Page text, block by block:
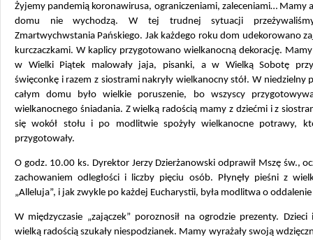
Żyjemy pandemią koronawirusa, ograniczeniami, zaleceniami… Mamy
domu nie wychodzą. W tej trudnej sytuacji
Zmartwychwstania Pańskiego. Jak każdego roku dom udekorowano
kurczaczkami. W kaplicy przygotowano wielkanocną dekorację.
w Wielki Piątek malowały jaja, pisanki, a w Wielką Sobotę
święconkę i razem z siostrami nakryły wielkanocny stół.W niedzielny
całym domu było wielkie poruszenie, bo wszyscy
wielkanocnego śniadania. Z wielką radością mamy z dziećmi i z
się wokół stołu i po modlitwie spożyły wielkanocne potrawy,
przygotowały.
O godz. 10.00 ks. Dyrektor Jerzy Dzierżanowski odprawił Mszę św.,
zachowaniem odległości i liczby pięciu osób. Płynęły pieśni z
„Alleluja”, i jak zwykle po każdej Eucharystii, była modlitwa o
W międzyczasie „zajączek” poroznosił na ogrodzie prezenty.
wielką radością szukały niespodzianek. Mamy wyrażały swoją